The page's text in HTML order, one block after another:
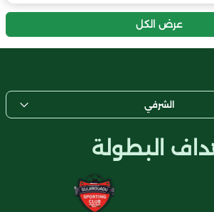
عرض الكل
الشرفي
البطولة